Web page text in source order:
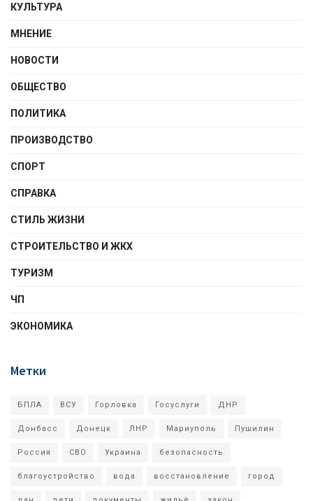
КУЛЬТУРА
МНЕНИЕ
НОВОСТИ
ОБЩЕСТВО
ПОЛИТИКА
ПРОИЗВОДСТВО
СПОРТ
СПРАВКА
СТИЛЬ ЖИЗНИ
СТРОИТЕЛЬСТВО И ЖКХ
ТУРИЗМ
ЧП
ЭКОНОМИКА
Метки
БПЛА ВСУ Горловка Госуслуги ДНР
Донбасс Донецк ЛНР Мариуполь Пушилин
Россия СВО Украина безопасность
благоустройство вода восстановление город